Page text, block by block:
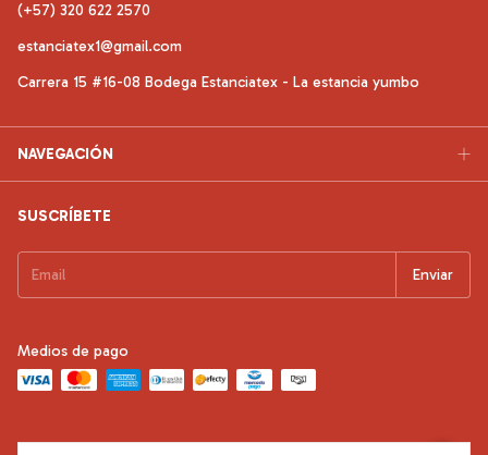
(+57) 320 622 2570
estanciatex1@gmail.com
Carrera 15 #16-08 Bodega Estanciatex - La estancia yumbo
NAVEGACIÓN
SUSCRÍBETE
Medios de pago